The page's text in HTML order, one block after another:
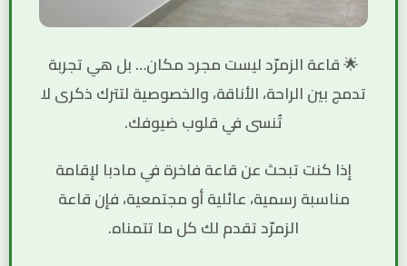
🌟قاعة الزمرّدليست مجرد مكان… بل هي تجربة
تدمج بين الراحة، الأناقة، والخصوصية لتترك ذكرى لا
تُنسى في قلوب ضيوفك.
إذا كنت تبحث عنقاعة فاخرة في مادبا لإقامة
مناسبة رسمية، عائلية أو مجتمعية، فإن قاعة
الزمرّد تقدم لك كل ما تتمناه.